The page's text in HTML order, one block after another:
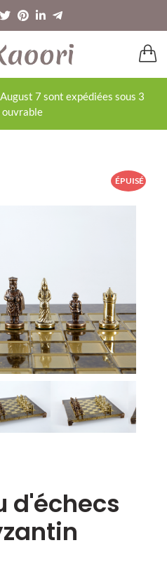
7 sont expédiées sous 3
ouvrable
ÉPUISÉ
d'échecs